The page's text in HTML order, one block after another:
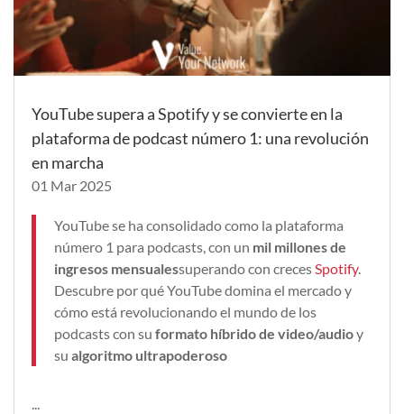
YouTube supera a Spotify y se convierte en la
plataforma de podcast número 1: una revolución
en marcha
01 Mar 2025
YouTube se ha consolidado como la plataforma
número 1 para podcasts, con un mil millones de
ingresos mensualessuperando con crecesSpotify.
Descubre por qué YouTube domina el mercado y
cómo está revolucionando el mundo de los
podcasts con su formato híbrido de video/audioy
su algoritmo ultrapoderoso
...